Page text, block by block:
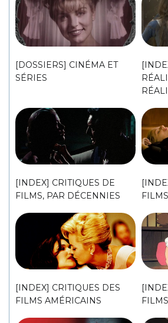
[DOSSIERS] CINÉMA ET
SÉRIES
[INDEX] CRITIQUES DE
FILMS, PAR DÉCENNIES
[INDEX] CRITIQUES DES
FILMS AMÉRICAINS